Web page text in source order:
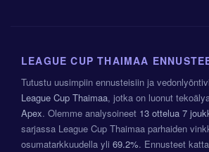
LEAGUE CUP THAIMAA
Tutustu uusimpiin ennusteisiin ja
League Cup Thaimaa, jotka on luonut
Apex. Olemme analysoineet 13 ottelua 7
sarjassa League Cup Thaimaa parhaiden
osumatarkkuudella yli 69.2%. Ennusteet